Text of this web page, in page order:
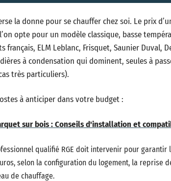
la donne pour se chauffer chez soi. Le prix
opte pour un modèle classique, basse
français, ELM Leblanc, Frisquet, Saunier Duval,
à condensation qui dominent, seules à
très particuliers).
à anticiper dans votre budget :
sur bois : Conseils d'installation et
qualifié RGE doit intervenir pour garantir
selon la configuration du logement, la reprise
de chauffage.